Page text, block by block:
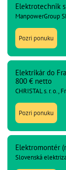
Elektrotechnik
ManpowerGroup
Pozri ponuku
Elektrikár do
800 € netto
CHRISTAL s. r. o.,
Pozri ponuku
Elektromontér
Slovenská